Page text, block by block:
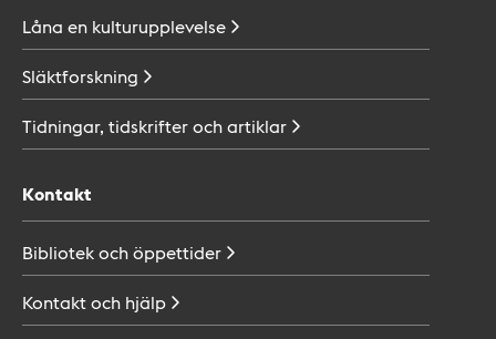
Låna en kulturupplevelse
Släktforskning
Tidningar, tidskrifter ochartiklar
Kontakt
Bibliotek ochöppettider
Kontakt och hjälp